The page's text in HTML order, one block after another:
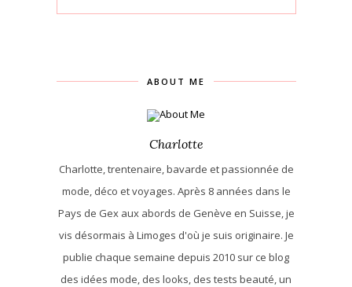
ABOUT ME
Charlotte
Charlotte, trentenaire, bavarde et passionnée de
mode, déco et voyages. Après 8 années dans le
Pays de Gex aux abords de Genève en Suisse, je
vis désormais à Limoges d'où je suis originaire. Je
publie chaque semaine depuis 2010 sur ce blog
des idées mode, des looks, des tests beauté, un